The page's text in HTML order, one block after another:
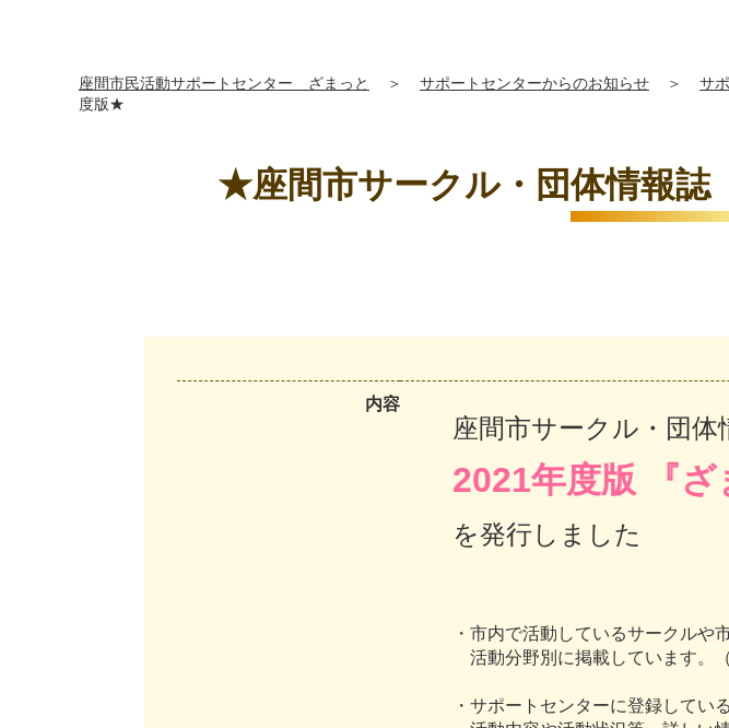
座間市民活動サポートセンター ざまっと ＞ サポートセンターからのお知らせ ＞ サ
度版★
★座間市サークル・団体情報
内容
座間市サークル・団体
2021年度版 『ざ
を発行しました
・市内で活動しているサークルや
活動分野別に掲載しています。（
・サポートセンターに登録してい